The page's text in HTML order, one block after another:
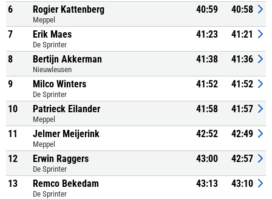
6 Rogier Kattenberg
Meppel
40:59 40:58
7 Erik Maes
De Sprinter
41:23 41:21
8 Bertijn Akkerman
Nieuwleusen
41:38 41:36
9 Milco Winters
De Sprinter
41:52 41:52
10 Patrieck Eilander
Meppel
41:58 41:57
11 Jelmer Meijerink
Meppel
42:52 42:49
12 Erwin Raggers
De Sprinter
43:00 42:57
13 Remco Bekedam
De Sprinter
43:13 43:10